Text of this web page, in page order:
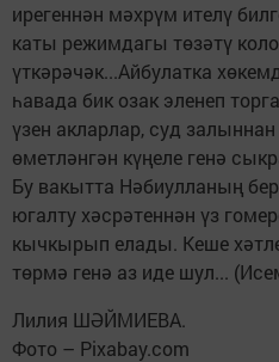
ирегеннән мәхрүм ителү
каты режимдагы төзәтү
үткәрәчәк...Айбулатка
һавада бик озак эленеп
үзен акларлар, суд
өметләнгән күңеле генә
Бу вакытта Нәбиулланың
югалту хәсрәтеннән үз
кычкырып елады. Кеше
төрмә генә аз иде шул...
Лилия ШӘЙМИЕВА.
Фото – Pixabay.com